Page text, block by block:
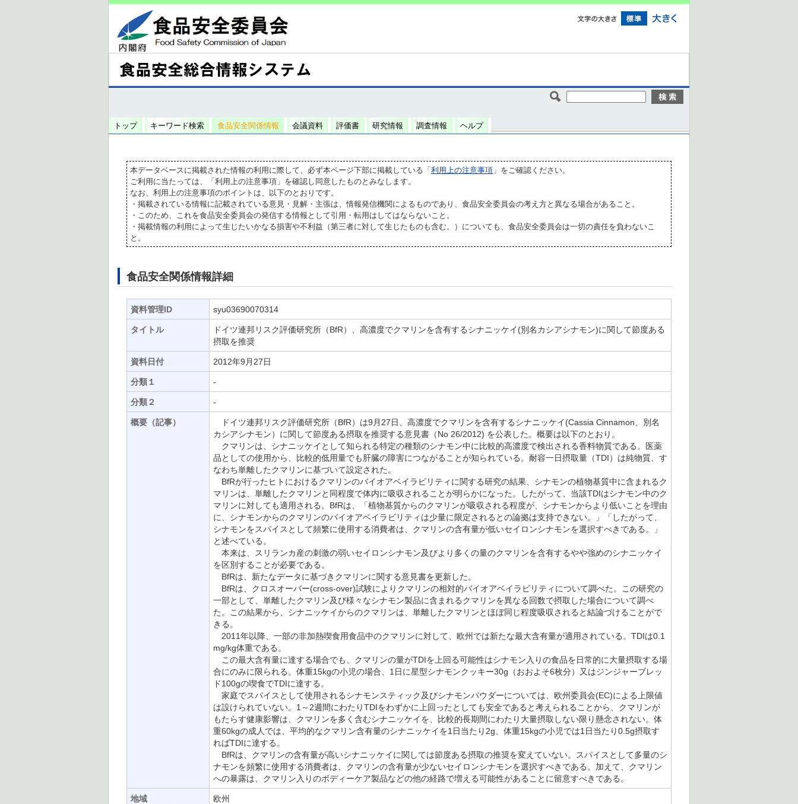
トップ キーワード検索 食品安全関係情報 会議資料 評価書 研究情報 調査情報 ヘルプ
本データベースに掲載された情報の利用に際して、必ず本ページ下部に掲載している「 利用上の注意事項 」をご確認ください。
ご利用に当たっては、「利用上の注意事項」を確認し同意したものとみなします。
なお、利用上の注意事項のポイントは、以下のとおりです。
・掲載されている情報に記載されている意見・見解・主張は、情報発信機関によるものであり、食品安全委員会の考え方と異なる場合があること。
・このため、これを食品安全委員会の発信する情報として引用・転用はしてはならないこと。
・掲載情報の利用によって生じたいかなる損害や不利益（第三者に対して生じたものも含む。）についても、食品安全委員会は一切の責任を負わないこ
と。
食品安全関係情報詳細
資料管理ID syu03690070314
タイトル
ドイツ連邦リスク評価研究所（BfR）、高濃度でクマリンを含有するシナニッケイ(別名カシアシナモン)に関して節度ある
摂取を推奨
資料日付 2012年9月27日
分類１ -
分類２ -
概要（記事）
ドイツ連邦リスク評価研究所（BfR）は9月27日、高濃度でクマリンを含有するシナニッケイ(Cassia Cinnamon、別名
カシアシナモン）に関して節度ある摂取を推奨する意見書（No 26/2012) を公表した。概要は以下のとおり。
クマリンは、シナニッケイとして知られる特定の種類のシナモン中に比較的高濃度で検出される香料物質である。医薬
品としての使用から、比較的低用量でも肝臓の障害につながることが知られている。耐容一日摂取量（TDI）は純物質、す
なわち単離したクマリンに基づいて設定された。
BfRが行ったヒトにおけるクマリンのバイオアベイラビリティに関する研究の結果、シナモンの植物基質中に含まれるク
マリンは、単離したクマリンと同程度で体内に吸収されることが明らかになった。したがって、当該TDIはシナモン中のク
マリンに対しても適用される。BfRは、「植物基質からのクマリンが吸収される程度が、シナモンからより低いことを理由
に、シナモンからのクマリンのバイオアベイラビリティは少量に限定されるとの論拠は支持できない。」「したがって、
シナモンをスパイスとして頻繁に使用する消費者は、クマリンの含有量が低いセイロンシナモンを選択すべきである。」
と述べている。
本来は、スリランカ産の刺激の弱いセイロンシナモン及びより多くの量のクマリンを含有するやや強めのシナニッケイ
を区別することが必要である。
BfRは、新たなデータに基づきクマリンに関する意見書を更新した。
BfRは、クロスオーバー(cross-over)試験によりクマリンの相対的バイオアベイラビリティについて調べた。この研究の
一部として、単離したクマリン及び様々なシナモン製品に含まれるクマリンを異なる回数で摂取した場合について調べ
た。この結果から、シナニッケイからのクマリンは、単離したクマリンとほぼ同じ程度吸収されると結論づけることがで
きる。
2011年以降、一部の非加熱喫食用食品中のクマリンに対して、欧州では新たな最大含有量が適用されている。TDIは0.1
mg/kg体重である。
この最大含有量に達する場合でも、クマリンの量がTDIを上回る可能性はシナモン入りの食品を日常的に大量摂取する場
合にのみに限られる。体重15kgの小児の場合、1日に星型シナモンクッキー30g（おおよそ6枚分）又はジンジャーブレッ
ド100gの喫食でTDIに達する。
家庭でスパイスとして使用されるシナモンスティック及びシナモンパウダーについては、欧州委員会(EC)による上限値
は設けられていない。1～2週間にわたりTDIをわずかに上回ったとしても安全であると考えられることから、クマリンが
もたらす健康影響は、クマリンを多く含むシナニッケイを、比較的長期間にわたり大量摂取しない限り懸念されない。体
重60kgの成人では、平均的なクマリン含有量のシナニッケイを1日当たり2g、体重15kgの小児では1日当たり0.5g摂取す
ればTDIに達する。
BfRは、クマリンの含有量が高いシナニッケイに関しては節度ある摂取の推奨を変えていない。スパイスとして多量のシ
ナモンを頻繁に使用する消費者は、クマリンの含有量が少ないセイロンシナモンを選択すべきである。加えて、クマリン
への暴露は、クマリン入りのボディーケア製品などの他の経路で増える可能性があることに留意すべきである。
地域 欧州